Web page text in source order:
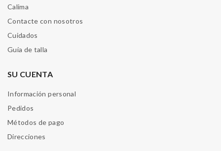
Calima
Contacte con nosotros
Cuidados
Guía de talla
SU CUENTA
Información personal
Pedidos
Métodos de pago
Direcciones